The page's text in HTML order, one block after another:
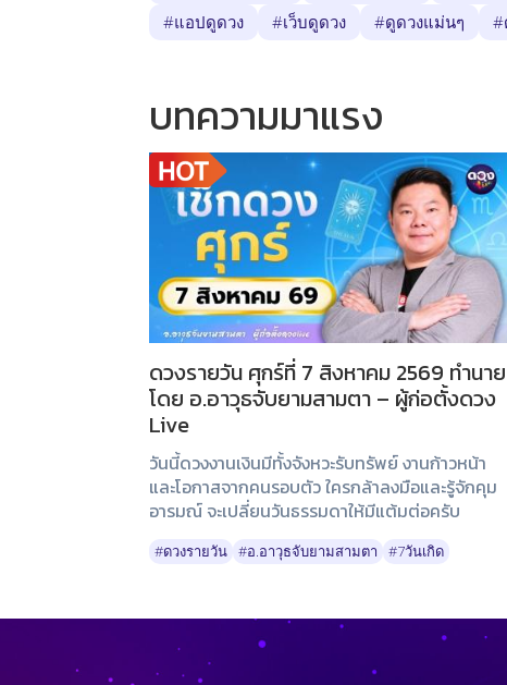
#แอปดูดวง
#เว็บดูดวง #ดูดวงแม่นๆ #
บทความมาแรง
ดวงรายวัน ศุกร์ที่ 7 สิงหาคม 2569 ทำนาย
โดย อ.อาวุธจับยามสามตา – ผู้ก่อตั้งดวง
Live
วันนี้ดวงงานเงินมีทั้งจังหวะรับทรัพย์ งานก้าวหน้า
และโอกาสจากคนรอบตัว ใครกล้าลงมือและรู้จักคุม
อารมณ์ จะเปลี่ยนวันธรรมดาให้มีแต้มต่อครับ
#ดวงรายวัน #อ.อาวุธจับยามสามตา #7วันเกิด